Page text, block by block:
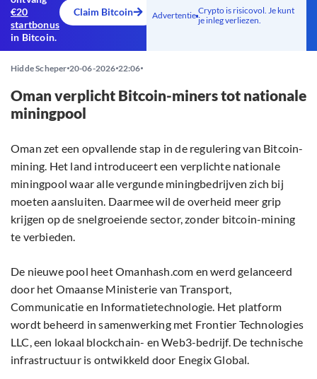
€20
startbonus
in Bitcoin.
Claim Bitcoin Advertentie Crypto is risicovol. Je kunt
je inleg verliezen.
Hidde Scheper 20-06-2026 22:06
Oman verplicht Bitcoin-miners tot nationale
miningpool
Oman zet een opvallende stap in de regulering van Bitcoin-
mining. Het land introduceert een verplichte nationale
miningpool waar alle vergunde miningbedrijven zich bij
moeten aansluiten. Daarmee wil de overheid meer grip
krijgen op de snelgroeiende sector, zonder bitcoin-mining
te verbieden.
De nieuwe pool heet Omanhash.com en werd gelanceerd
door het Omaanse Ministerie van Transport,
Communicatie en Informatietechnologie. Het platform
wordt beheerd in samenwerking met Frontier Technologies
LLC, een lokaal blockchain- en Web3-bedrijf. De technische
infrastructuur is ontwikkeld door Enegix Global.